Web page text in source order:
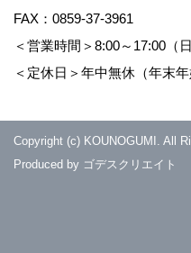
FAX：0859-37-3961
＜営業時間＞8:00～17:00（
＜定休日＞年中無休（年末年
Copyright (c) KOUNOGUMI. All
Produced by ゴデスクリエイト